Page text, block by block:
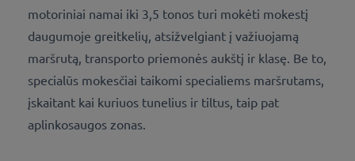
motoriniai namai iki 3,5 tonos turi mokėti mokestį
daugumoje greitkelių, atsižvelgiant į važiuojamą
maršrutą, transporto priemonės aukštį ir klasę. Be to,
specialūs mokesčiai taikomi specialiems maršrutams,
įskaitant kai kuriuos tunelius ir tiltus, taip pat
aplinkosaugos zonas.